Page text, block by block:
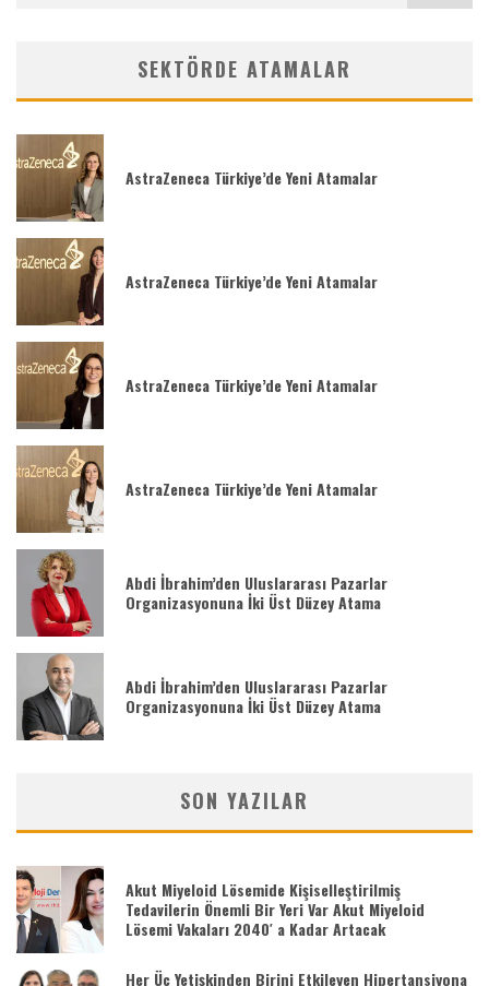
SEKTÖRDE ATAMALAR
AstraZeneca Türkiye’de Yeni Atamalar
AstraZeneca Türkiye’de Yeni Atamalar
AstraZeneca Türkiye’de Yeni Atamalar
AstraZeneca Türkiye’de Yeni Atamalar
Abdi İbrahim’den Uluslararası Pazarlar
Organizasyonuna İki Üst Düzey Atama
Abdi İbrahim’den Uluslararası Pazarlar
Organizasyonuna İki Üst Düzey Atama
SON YAZILAR
Akut Miyeloid Lösemide Kişiselleştirilmiş
Tedavilerin Önemli Bir Yeri Var Akut Miyeloid
Lösemi Vakaları 2040′ a Kadar Artacak
Her Üç Yetişkinden Birini Etkileyen Hipertansiyona